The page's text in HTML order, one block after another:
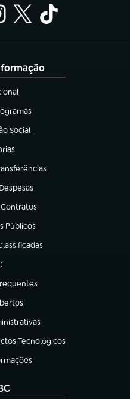
nova aba)
aba)
Social
aba)
nova aba)
aba)
aba)
Públicos
aba)
aba)
em nova aba)
aba)
aba)
aba)
Tecnológicos
aba)